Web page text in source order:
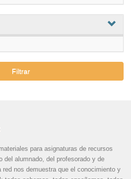
Filtrar
para asignaturas de recursos
del alumnado, del profesorado y de
red nos demuestra que el conocimiento y